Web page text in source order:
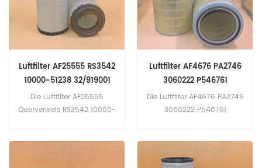
Holland 5635 (Iveco eng).
B110B(2V Mechanisch
engl.).
Luftfilter AF25555 RS3542
10000-51238 32/919001
59800-26110
Die Luftfilter AF25555
Querverweis RS3542 10000-
Luftfilter AF4676 PA2746
3060222 P546761
Die Luftfilter AF4676 PA2746
3060222 P546761